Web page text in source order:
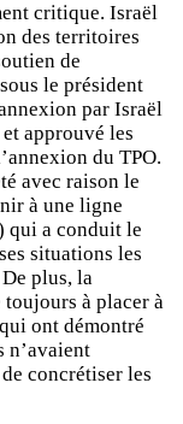
critique. Israël
des territoires
de
le président
par Israël
approuvé les
du TPO.
avec raison le
à une ligne
qui a conduit le
situations les
plus, la
à placer à
ont démontré
n’avaient
concrétiser les